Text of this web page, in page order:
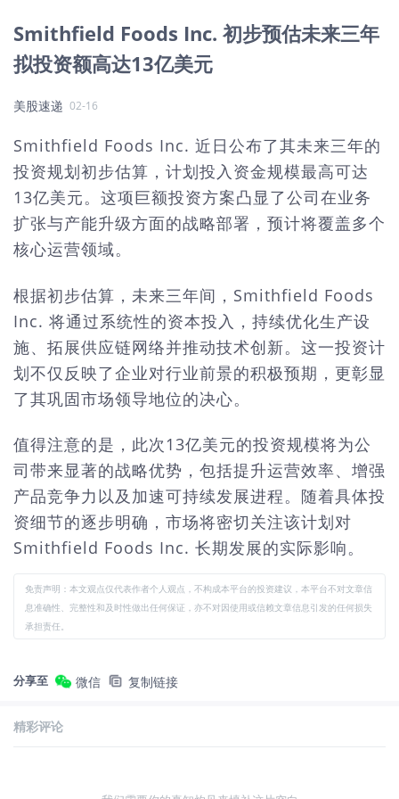
Smithfield Foods Inc. 初步预估未来三年
拟投资额高达13亿美元
美股速递 02-16
Smithfield Foods Inc. 近日公布了其未来三年的
投资规划初步估算，计划投入资金规模最高可达
13亿美元。这项巨额投资方案凸显了公司在业务
扩张与产能升级方面的战略部署，预计将覆盖多个
核心运营领域。
根据初步估算，未来三年间，Smithfield Foods
Inc. 将通过系统性的资本投入，持续优化生产设
施、拓展供应链网络并推动技术创新。这一投资计
划不仅反映了企业对行业前景的积极预期，更彰显
了其巩固市场领导地位的决心。
值得注意的是，此次13亿美元的投资规模将为公
司带来显著的战略优势，包括提升运营效率、增强
产品竞争力以及加速可持续发展进程。随着具体投
资细节的逐步明确，市场将密切关注该计划对
Smithfield Foods Inc. 长期发展的实际影响。
免责声明：本文观点仅代表作者个人观点，不构成本平台的投资建议，本平台不对文章信
息准确性、完整性和及时性做出任何保证，亦不对因使用或信赖文章信息引发的任何损失
承担责任。
分享至 微信 复制链接
精彩评论